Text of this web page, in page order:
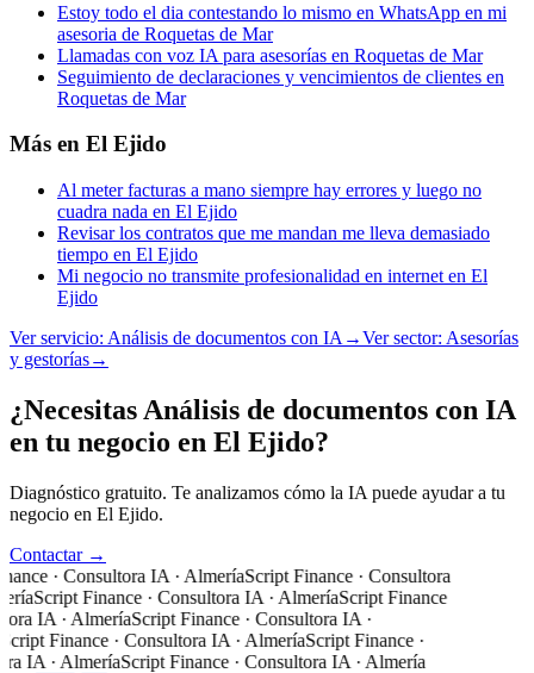
Estoy todo el dia contestando lo mismo en WhatsApp en mi
asesoria de Roquetas de Mar
Llamadas con voz IA para asesorías en Roquetas de Mar
Seguimiento de declaraciones y vencimientos de clientes en
Roquetas de Mar
Más en El Ejido
Al meter facturas a mano siempre hay errores y luego no
cuadra nada en El Ejido
Revisar los contratos que me mandan me lleva demasiado
tiempo en El Ejido
Mi negocio no transmite profesionalidad en internet en El
Ejido
Ver servicio: Análisis de documentos con IA →Ver sector: Asesorías
y gestorías→
¿Necesitas Análisis de documentos con IA
en tu negocio en El Ejido?
Diagnóstico gratuito. Te analizamos cómo la IA puede ayudar a tu
negocio en El Ejido.
Contactar →
· Consultora IA · AlmeríaScript Finance · Consultora
Script Finance · Consultora IA · AlmeríaScript Finance
IA · AlmeríaScript Finance · Consultora IA ·
Finance · Consultora IA · AlmeríaScript Finance ·
IA · AlmeríaScript Finance · Consultora IA · Almería